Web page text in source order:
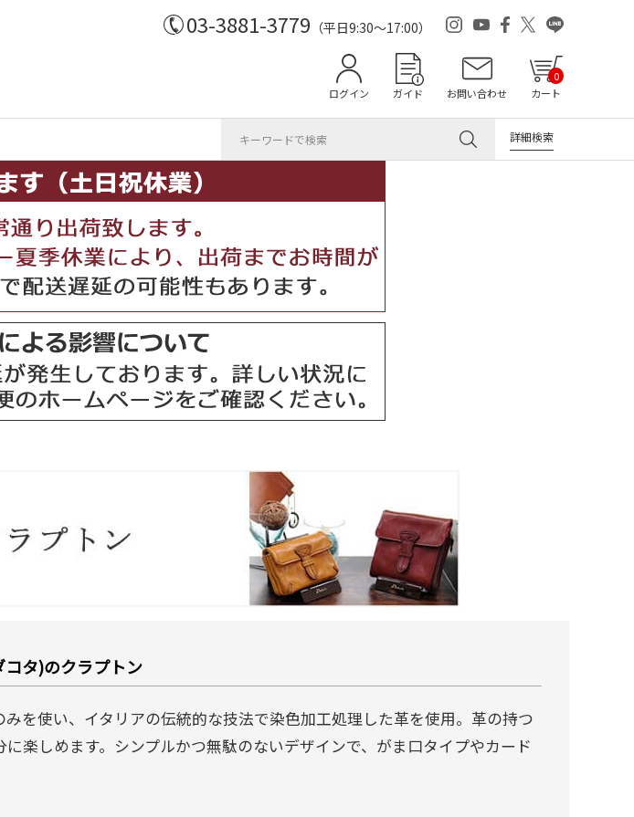
03-3881-3779 （平日9:30～17:00）
ログイン ガイド お問い合わせ カート
0
詳細検索
タ)のクラプトン
を使い、イタリアの伝統的な技法で染色加工処理した革を使用。革の持つ
楽しめます。シンプルかつ無駄のないデザインで、がま口タイプやカード